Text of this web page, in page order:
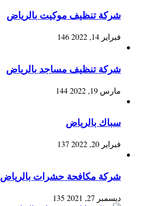
شركة تنظيف موكيت بالرياض
فبراير 14, 2022 146
شركة تنظيف مساجد بالرياض
مارس 19, 2022 144
سباك بالرياض
فبراير 20, 2022 137
شركة مكافحة حشرات بالرياض
ديسمبر 27, 2021 135